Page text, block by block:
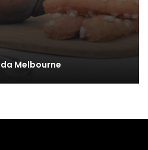
Melbourne